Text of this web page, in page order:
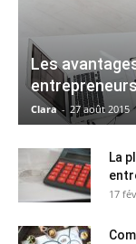
Les
Clara - 27 août 2015
La
17